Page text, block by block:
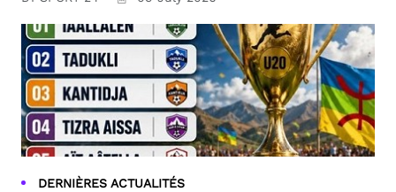
DERNIÈRES ACTUALITÉS